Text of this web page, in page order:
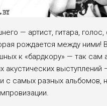
— артист, гитара, голос,
рождается между ними!
к «бардкору» — так сам
акустических
с самых разных альбомов,